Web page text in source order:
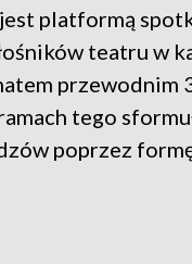
platformą
teatru w
przewodnim
tego
poprzez